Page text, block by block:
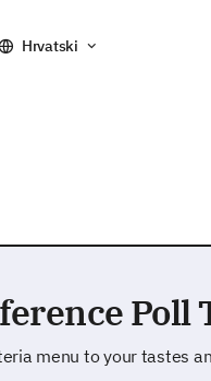
Hrvatski
Poll
menu to your tastes